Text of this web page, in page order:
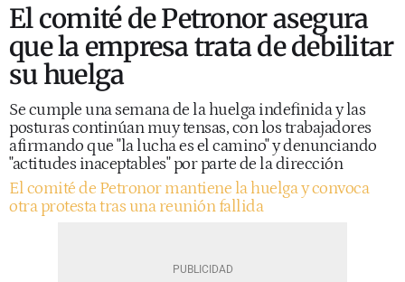
El comité de Petronor asegura
que la empresa trata de debilitar
su huelga
Se cumple una semana de la huelga indefinida y las
posturas continúan muy tensas, con los trabajadores
afirmando que "la lucha es el camino" y denunciando
"actitudes inaceptables" por parte de la dirección
El comité de Petronor mantiene la huelga y convoca
otra protesta tras una reunión fallida